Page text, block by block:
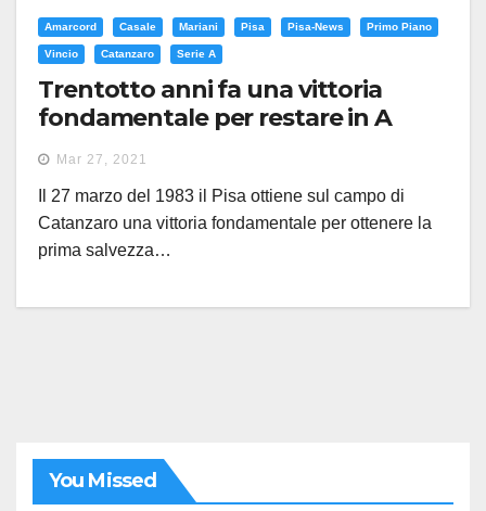
Amarcord Casale Mariani Pisa Pisa-News Primo Piano
Vincio Catanzaro Serie A
Trentotto anni fa una vittoria
fondamentale per restare in A
contro Piero Braglia
Mar 27, 2021
Il 27 marzo del 1983 il Pisa ottiene sul campo di
Catanzaro una vittoria fondamentale per ottenere la
prima salvezza…
You Missed